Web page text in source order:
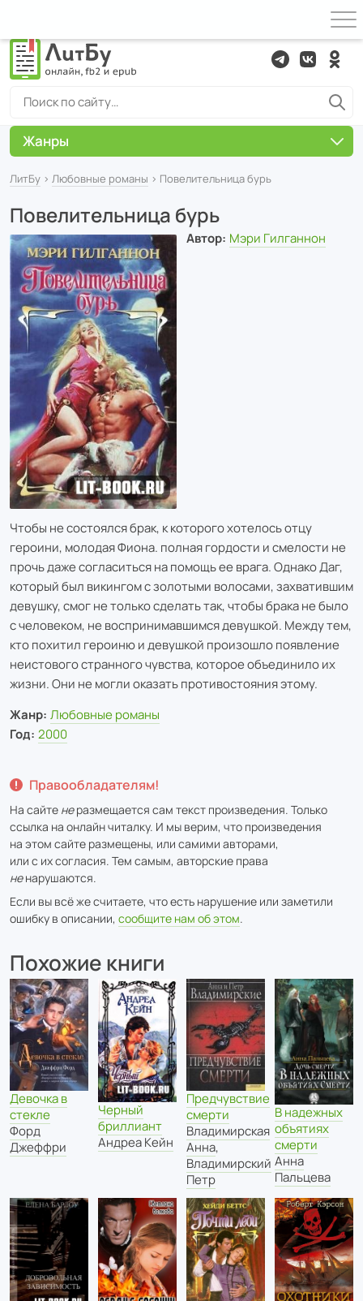
ЛитБу › Любовные романы › Повелительница бурь
Повелительница бурь
Автор: Мэри Гилганнон
Чтобы не состоялся брак, к которого хотелось отцу
героини, молодая Фиона. полная гордости и смелости не
прочь даже согласиться на помощь ее врага. Однако Даг,
который был викингом с золотыми волосами, захватившим
девушку, смог не только сделать так, чтобы брака не было
с человеком, не воспринимавшимся девушкой. Между тем,
кто похитил героиню и девушкой произошло появление
неистового странного чувства, которое объединило их
жизни. Они не могли оказать противостояния этому.
Жанр: Любовные романы
Год: 2000
Правообладателям!
На сайте неразмещается сам текст произведения. Только
ссылка на онлайн читалку. И мы верим, что произведения
на этом сайте размещены, или самими авторами,
или с их согласия. Тем самым, авторские права
ненарушаются.
Если вы всё же считаете, что есть нарушение или заметили
ошибку в описании, сообщите нам об этом.
Похожие книги
Девочка в
стекле
Форд
Джеффри
Черный
бриллиант
Андреа Кейн
Предчувствие
смерти
Владимирская
Анна,
Владимирский
Петр
В надежных
объятиях
смерти
Анна
Пальцева
Жанры